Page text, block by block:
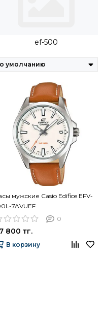
ef-500
мужские Сasio Edifice EFV-
7AVUEF
0
800 тг.
В корзину